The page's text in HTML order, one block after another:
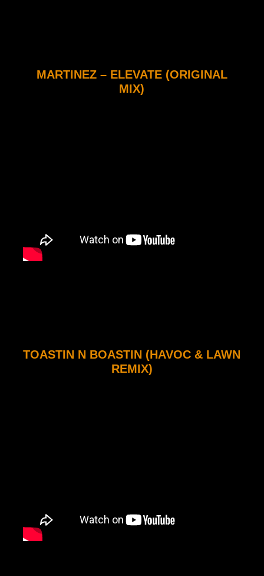
MARTINEZ – ELEVATE (ORIGINAL
MIX)
TOASTIN N BOASTIN (HAVOC & LAWN
REMIX)